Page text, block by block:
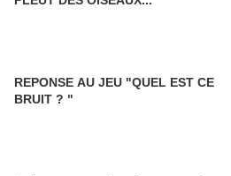
REPONSE AU JEU "QUEL EST CE
BRUIT ? "